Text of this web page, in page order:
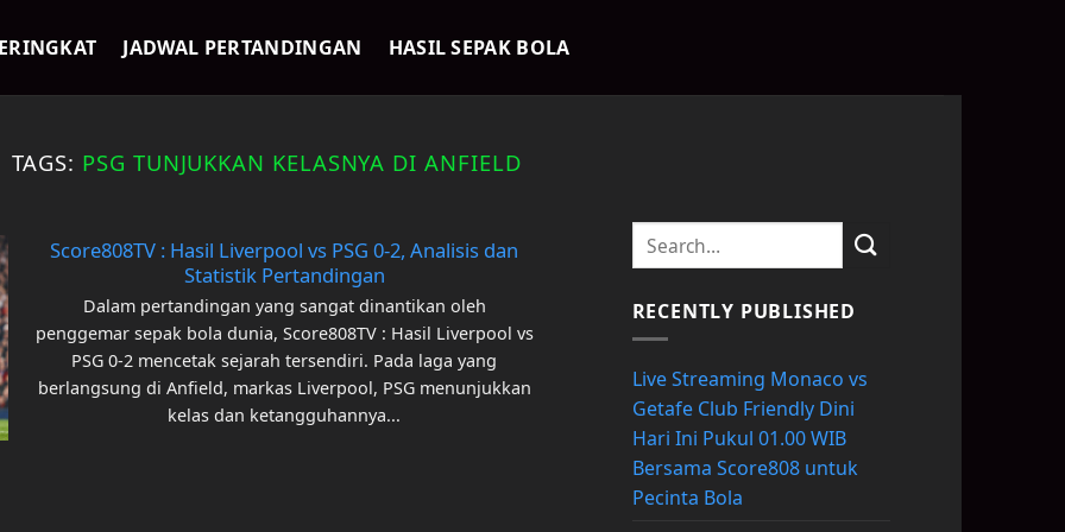
JADWAL PERTANDINGAN HASIL SEPAK BOLA
TAGS: PSG TUNJUKKAN KELASNYA DI ANFIELD
Score808TV : Hasil Liverpool vs PSG 0-2, Analisis dan
Statistik Pertandingan
Dalam pertandingan yang sangat dinantikan oleh
penggemar sepak bola dunia, Score808TV : Hasil Liverpool vs
PSG 0-2 mencetak sejarah tersendiri. Pada laga yang
berlangsung di Anfield, markas Liverpool, PSG menunjukkan
kelas dan ketangguhannya...
RECENTLY PUBLISHED
Live Streaming Monaco vs
Getafe Club Friendly Dini
Hari Ini Pukul 01.00 WIB
Bersama Score808 untuk
Pecinta Bola